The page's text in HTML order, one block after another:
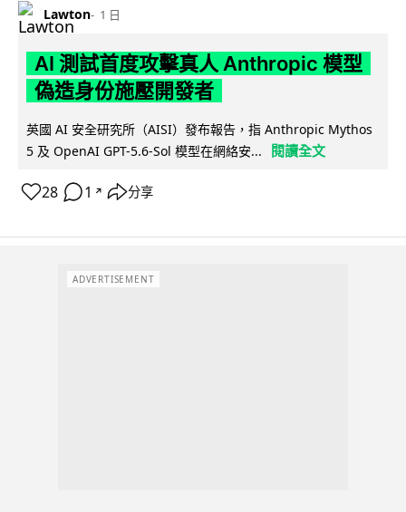
Lawton 1 日
AI 測試首度攻擊真人 Anthropic 模型
偽造身份施壓開發者
英國 AI 安全研究所（AISI）發布報告，指 Anthropic Mythos
5 及 OpenAI GPT-5.6-Sol 模型在網絡安...
閱讀全文
28 1 ↗ 分享
ADVERTISEMENT